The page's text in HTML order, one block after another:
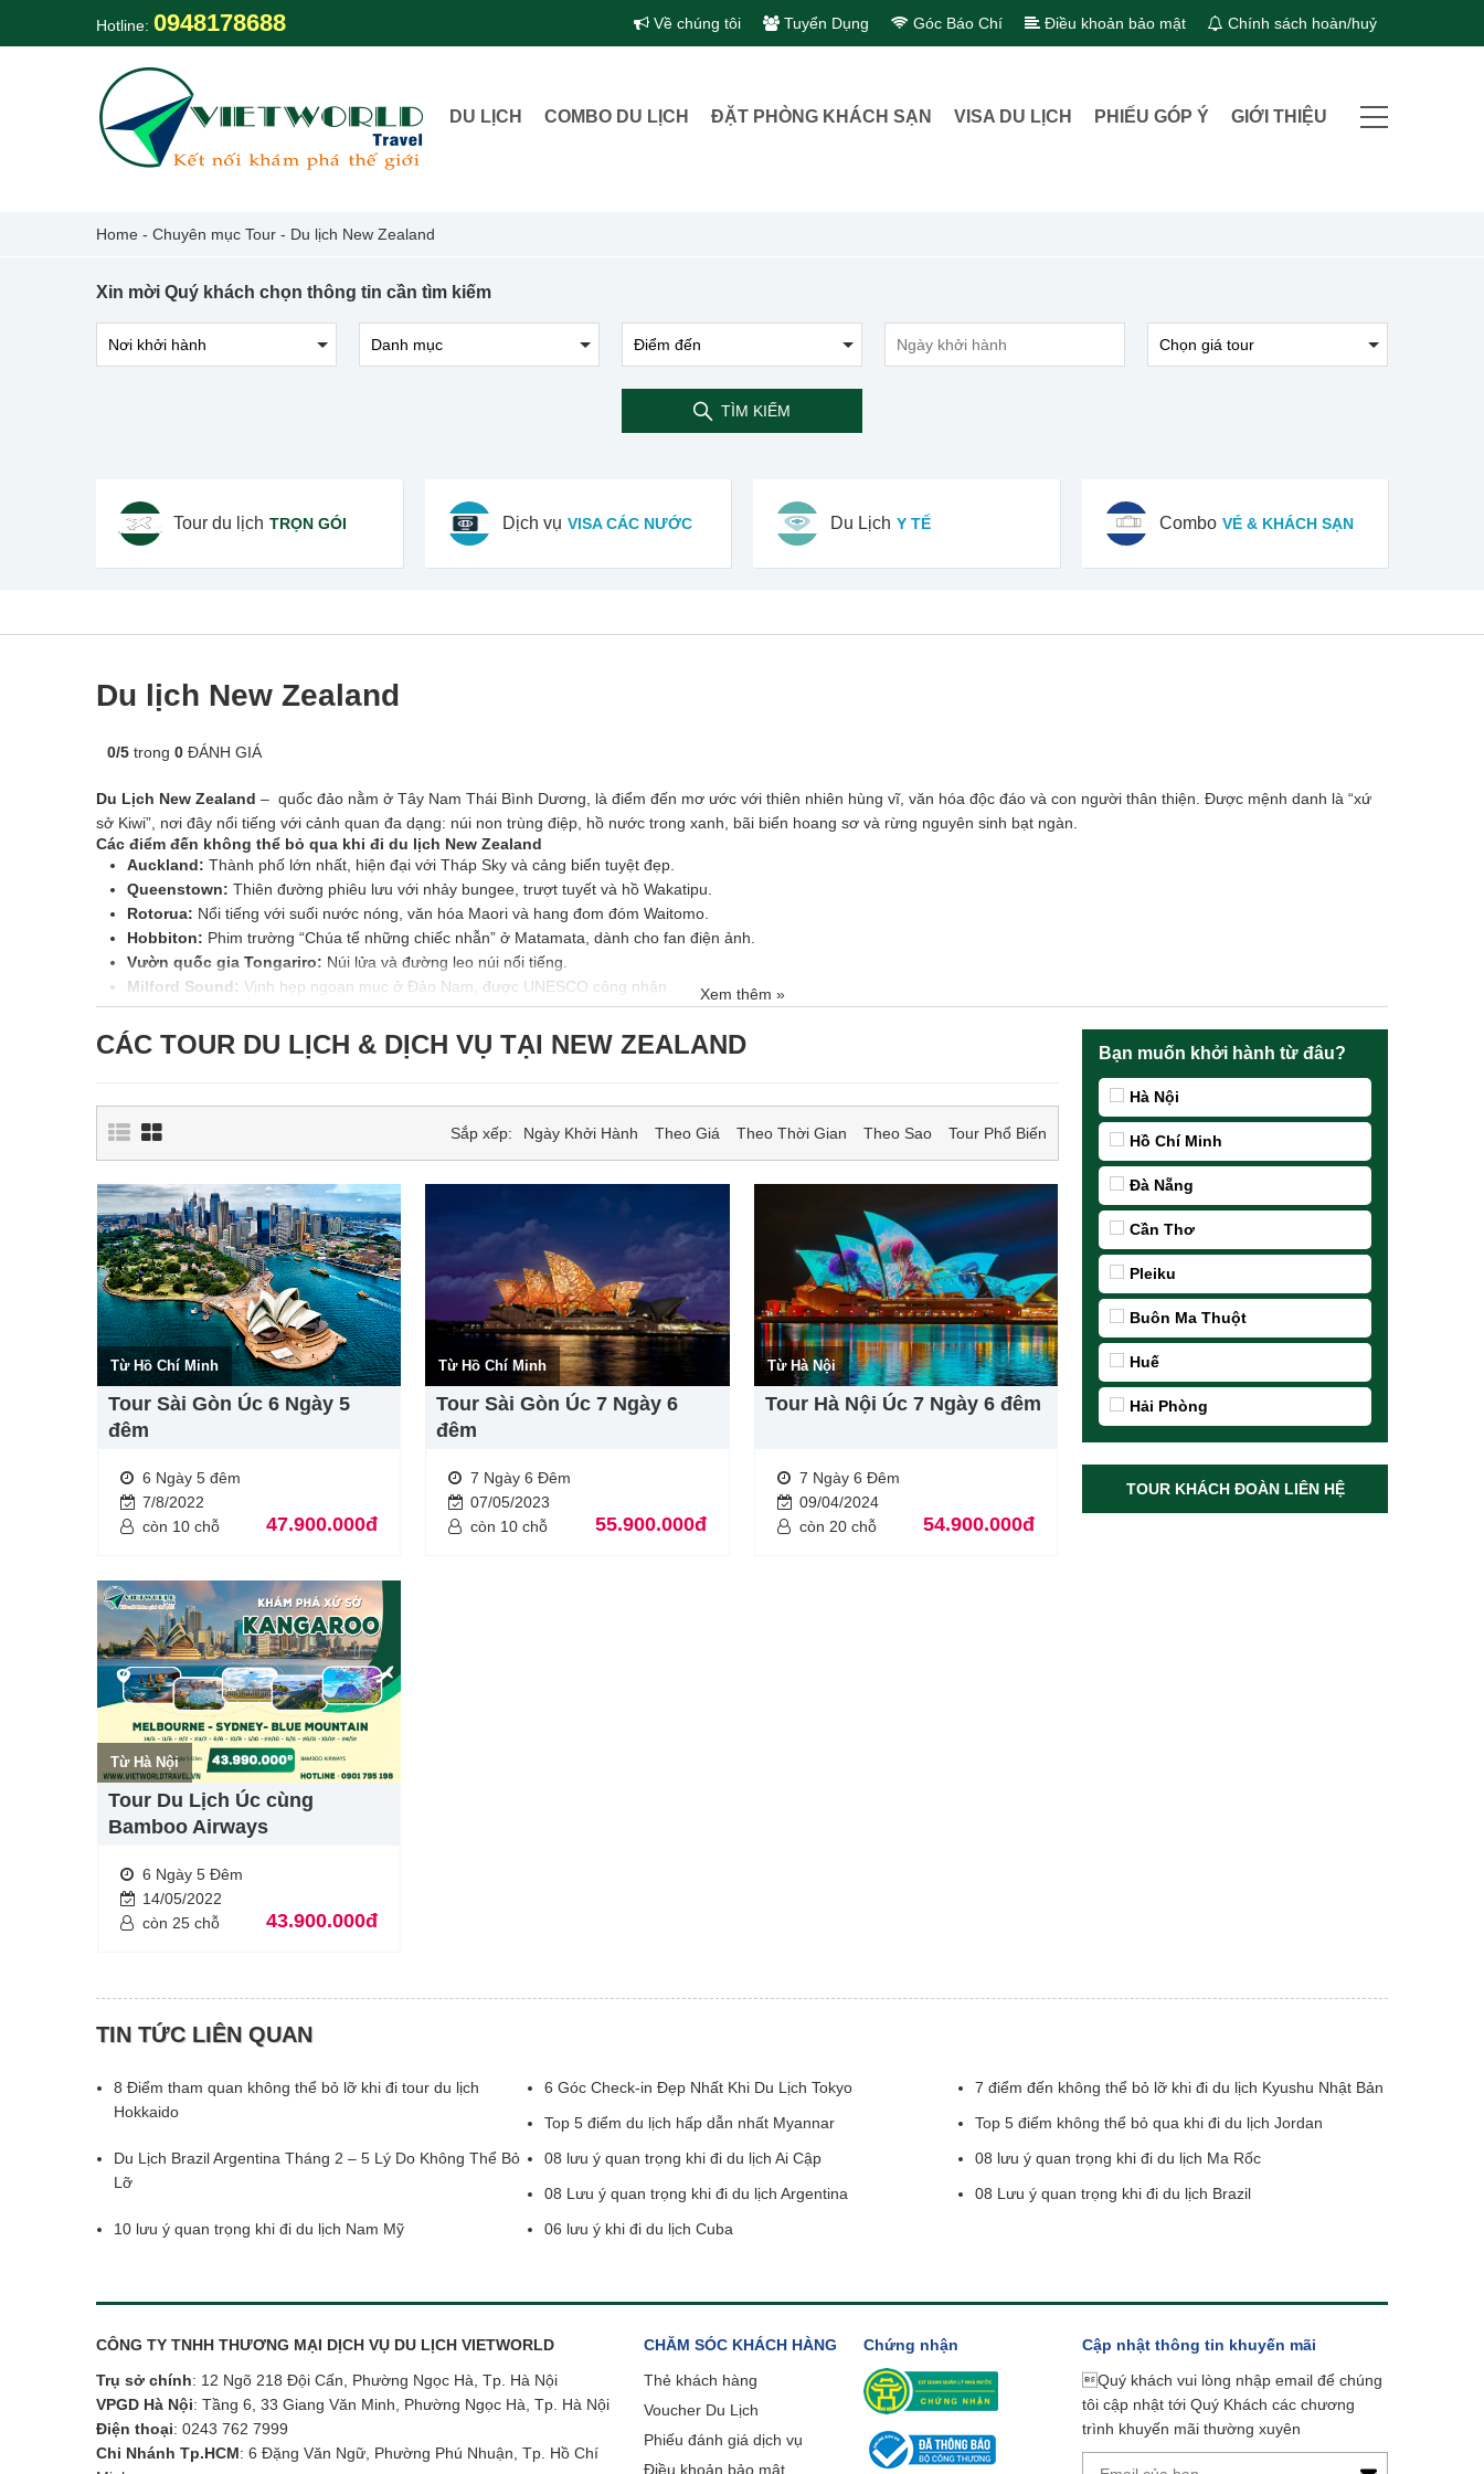
Hotline: 0948178688 Về chúng tôi Tuyển Dụng Góc Báo Chí Điều khoản bảo mật Chính sách hoàn/huỷ
DU LỊCH COMBO DU LỊCH ĐẶT PHÒNG KHÁCH SẠN VISA DU LỊCH PHIẾU GÓP Ý GIỚI THIỆU
Home - Chuyên mục Tour - Du lịch New Zealand
Xin mời Quý khách chọn thông tin cần tìm kiếm
TÌM KIẾM
Tour du lịch TRỌN GÓI Dịch vụ VISA CÁC NƯỚC Du Lịch Y TẾ Combo VÉ & KHÁCH SẠN
Du lịch New Zealand
0/5 trong 0 ĐÁNH GIÁ
Du Lịch New Zealand – quốc đảo nằm ở Tây Nam Thái Bình Dương, là điểm đến mơ ước với thiên nhiên hùng vĩ, văn hóa độc đáo và con người thân thiện. Được mệnh danh là “xứ
sở Kiwi”, nơi đây nổi tiếng với cảnh quan đa dạng: núi non trùng điệp, hồ nước trong xanh, bãi biển hoang sơ và rừng nguyên sinh bạt ngàn.
Các điểm đến không thể bỏ qua khi đi du lịch New Zealand
Auckland: Thành phố lớn nhất, hiện đại với Tháp Sky và cảng biển tuyệt đẹp.
Queenstown: Thiên đường phiêu lưu với nhảy bungee, trượt tuyết và hồ Wakatipu.
Rotorua: Nổi tiếng với suối nước nóng, văn hóa Maori và hang đom đóm Waitomo.
Hobbiton: Phim trường “Chúa tể những chiếc nhẫn” ở Matamata, dành cho fan điện ảnh.
Vườn quốc gia Tongariro: Núi lửa và đường leo núi nổi tiếng.
Milford Sound: Vịnh hẹp ngoạn mục ở Đảo Nam, được UNESCO công nhận. Xem thêm »
Bạn muốn khởi hành từ đâu?
Hà Nội
Hồ Chí Minh
Đà Nẵng
Cần Thơ
Pleiku
Buôn Ma Thuột
Huế
Hải Phòng
TOUR KHÁCH ĐOÀN LIÊN HỆ
CÁC TOUR DU LỊCH & DỊCH VỤ TẠI NEW ZEALAND
Sắp xếp: Ngày Khởi Hành Theo Giá Theo Thời Gian Theo Sao Tour Phổ Biến
Từ Hồ Chí Minh
Tour Sài Gòn Úc 6 Ngày 5
đêm
6 Ngày 5 đêm
7/8/2022
còn 10 chỗ
47.900.000đ
Từ Hồ Chí Minh
Tour Sài Gòn Úc 7 Ngày 6
đêm
7 Ngày 6 Đêm
07/05/2023
còn 10 chỗ
55.900.000đ
Từ Hà Nội
Tour Hà Nội Úc 7 Ngày 6 đêm
7 Ngày 6 Đêm
09/04/2024
còn 20 chỗ
54.900.000đ
Từ Hà Nội
Tour Du Lịch Úc cùng
Bamboo Airways
6 Ngày 5 Đêm
14/05/2022
còn 25 chỗ
43.900.000đ
TIN TỨC LIÊN QUAN
8 Điểm tham quan không thể bỏ lỡ khi đi tour du lịch
Hokkaido
6 Góc Check-in Đẹp Nhất Khi Du Lịch Tokyo
7 điểm đến không thể bỏ lỡ khi đi du lịch Kyushu Nhật Bản
Top 5 điểm du lịch hấp dẫn nhất Myannar
Top 5 điểm không thể bỏ qua khi đi du lịch Jordan
Du Lịch Brazil Argentina Tháng 2 – 5 Lý Do Không Thể Bỏ
Lỡ
08 lưu ý quan trọng khi đi du lịch Ai Cập
08 lưu ý quan trọng khi đi du lịch Ma Rốc
08 Lưu ý quan trọng khi đi du lịch Argentina
08 Lưu ý quan trọng khi đi du lịch Brazil
10 lưu ý quan trọng khi đi du lịch Nam Mỹ
06 lưu ý khi đi du lịch Cuba
CÔNG TY TNHH THƯƠNG MẠI DỊCH VỤ DU LỊCH VIETWORLD
Trụ sở chính: 12 Ngõ 218 Đội Cấn, Phường Ngọc Hà, Tp. Hà Nội
VPGD Hà Nội: Tầng 6, 33 Giang Văn Minh, Phường Ngọc Hà, Tp. Hà Nội
Điện thoại: 0243 762 7999
Chi Nhánh Tp.HCM: 6 Đặng Văn Ngữ, Phường Phú Nhuận, Tp. Hồ Chí
CHĂM SÓC KHÁCH HÀNG
Thẻ khách hàng
Voucher Du Lịch
Phiếu đánh giá dịch vụ
Điều khoản bảo mật
Chứng nhận
Cập nhật thông tin khuyến mãi
Quý khách vui lòng nhập email để chúng
tôi cập nhật tới Quý Khách các chương
trình khuyến mãi thường xuyên